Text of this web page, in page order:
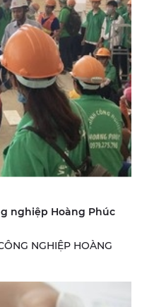
nghiệp Hoàng Phúc
NGHIỆP HOÀNG